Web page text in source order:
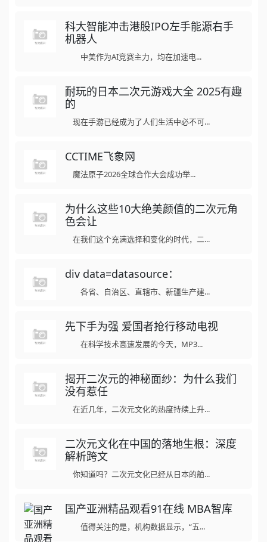
科大智能冲击港股IPO左手能源右手
机器人
中美作为AI竞赛主力，均在加速电...
耐玩的日本二次元游戏大全 2025有趣
的
现在手游已经成为了人们生活中必不可...
CCTIME飞象网
魔法原子2026全球合作大会成功举...
为什么这些10大绝美颜值的二次元角
色会让
在我们这个充满选择和变化的时代，二...
div data=datasource：
各省、自治区、直辖市、新疆生产建...
先下手为强 爱国者抢行移动电视
在科学技术高速发展的今天，MP3...
揭开二次元的神秘面纱：为什么我们
没有惹任
在近几年，二次元文化的热度持续上升...
二次元文化在中国的落地生根：深度
解析跨文
你知道吗？二次元文化已经从日本的舶...
国产亚洲精品观看91在线 MBA智库
值得关注的是，机构数据显示，“五...